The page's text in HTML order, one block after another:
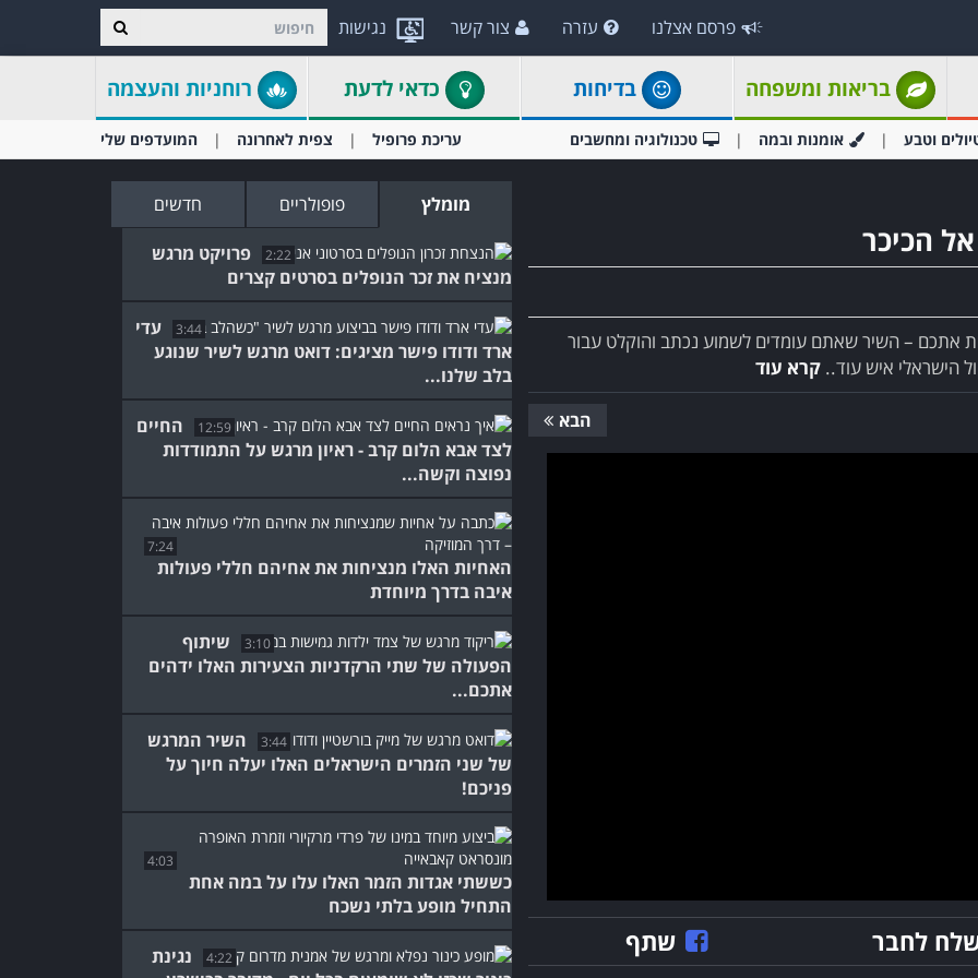
נגישות פרסם אצלנו עזרה צור קשר
בריאות ומשפחה בדיחות כדאי לדעת רוחניות והעצמה
וטבע אומנות ובמה טכנולוגיה ומחשבים עריכת פרופיל צפית לאחרונה המועדפים שלי
הכיכר
אתכם – השיר שאתם עומדים לשמוע נכתב והוקלט עבור
הישראלי איש עוד.. קרא עוד
הבא
לחבר שתף
מומלץ פופולריים חדשים
2:22
פרויקט מרגש
מנציח את זכר הנופלים בסרטים קצרים
3:44
עדי
ארד ודודו פישר מציגים: דואט מרגש לשיר שנוגע
בלב שלנו...
12:59
החיים
לצד אבא הלום קרב - ראיון מרגש על התמודדות
נפוצה וקשה...
7:24
האחיות האלו מנציחות את אחיהם חללי פעולות
איבה בדרך מיוחדת
3:10
שיתוף
הפעולה של שתי הרקדניות הצעירות האלו ידהים
אתכם...
3:44
השיר המרגש
של שני הזמרים הישראלים האלו יעלה חיוך על
פניכם!
4:03
כששתי אגדות הזמר האלו עלו על במה אחת
התחיל מופע בלתי נשכח
4:22
נגינת